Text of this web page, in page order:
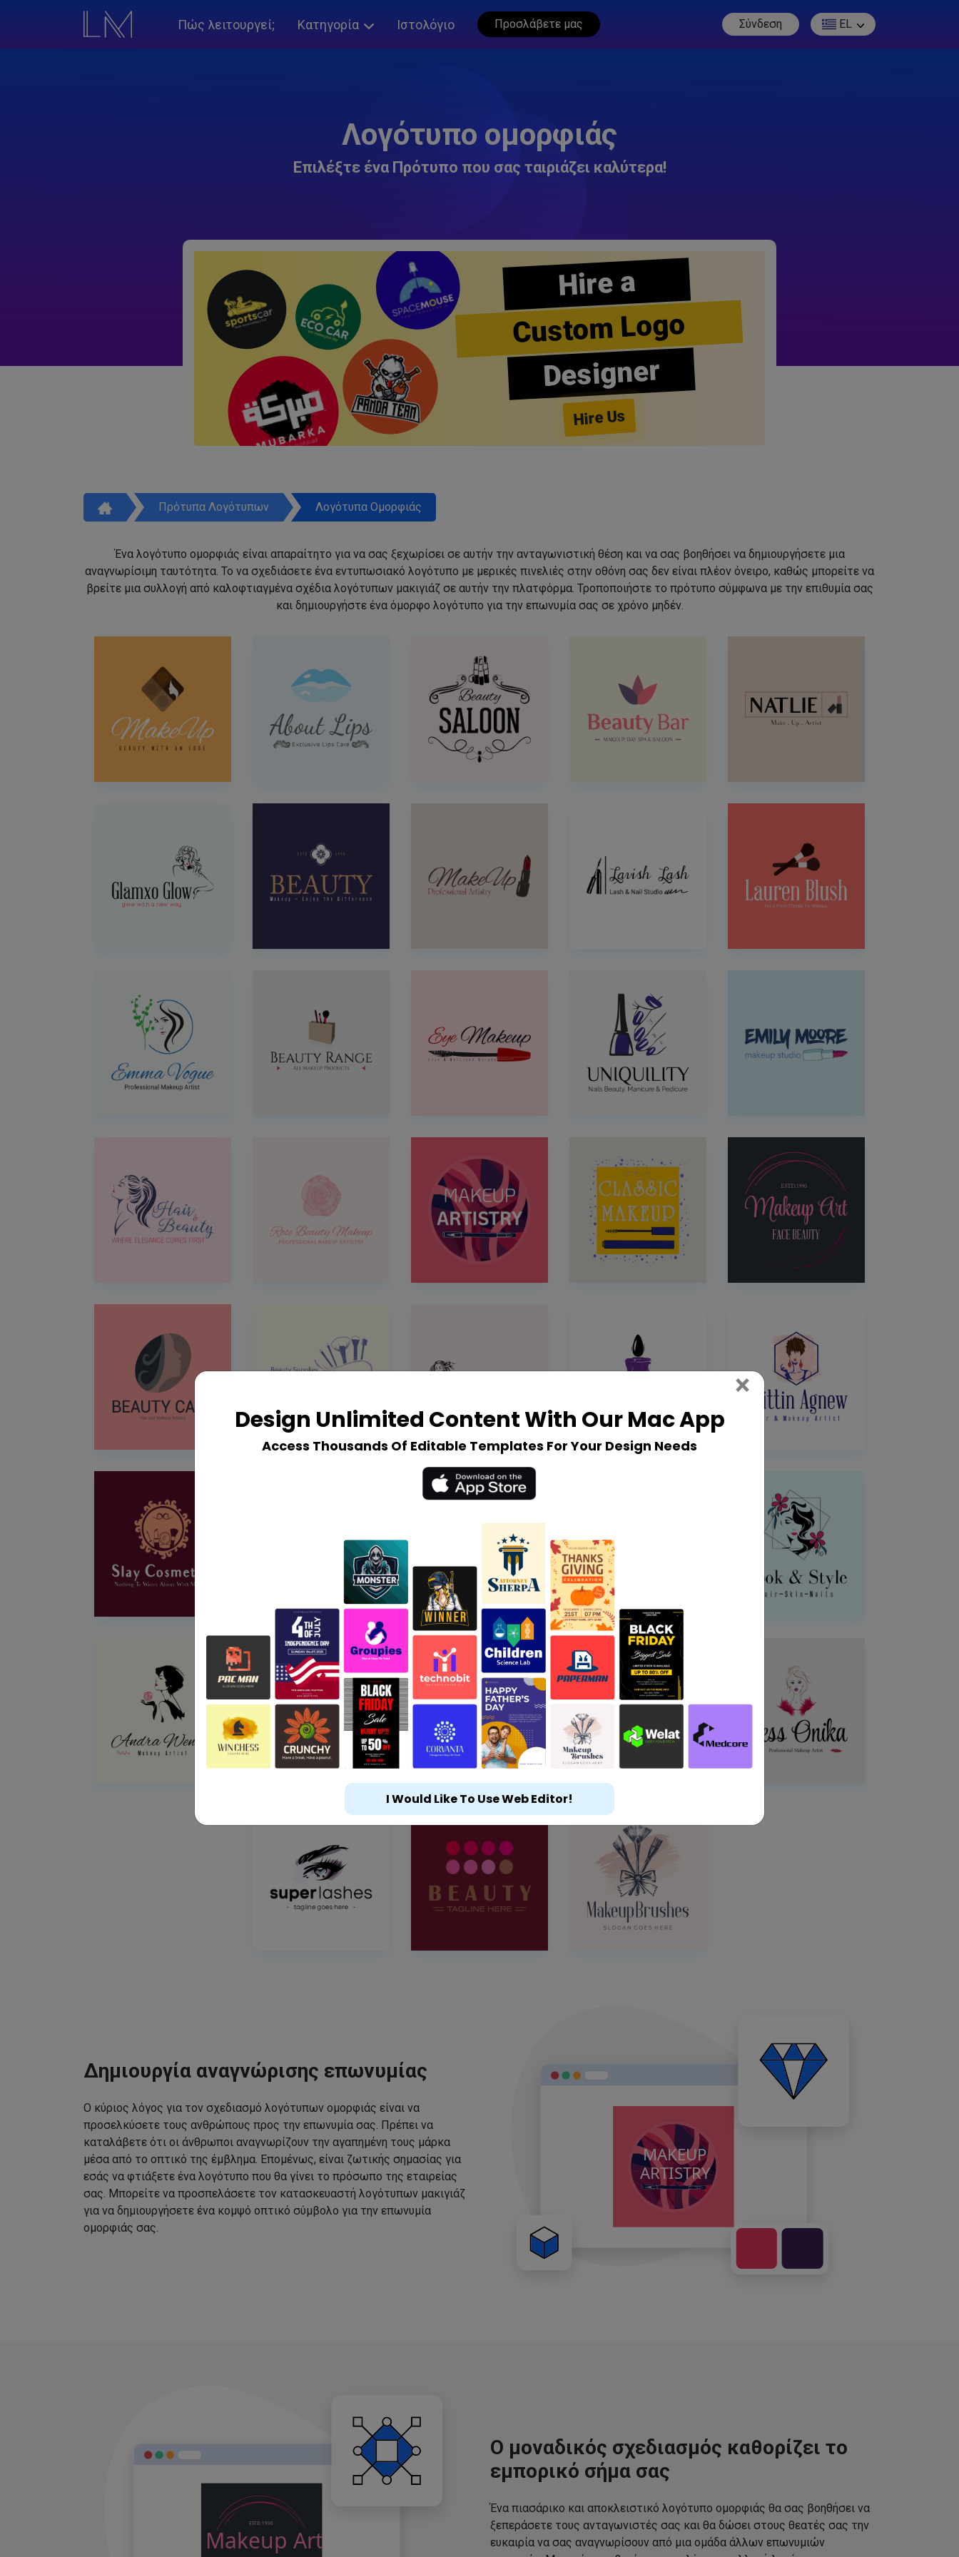
Πώς λειτουργεί; Κατηγορία Ιστολόγιο Προσλάβετε μας Σύνδεση EL
Λογότυπο ομορφιάς
Επιλέξτε ένα Πρότυπο που σας ταιριάζει καλύτερα!
Hire a
Custom Logo
Designer
Hire Us
Πρότυπα Λογότυπων Λογότυπα Ομορφιάς
Ένα λογότυπο ομορφιάς είναι απαραίτητο για να σας ξεχωρίσει σε αυτήν την ανταγωνιστική θέση και να σας βοηθήσει να δημιουργήσετε μια
αναγνωρίσιμη ταυτότητα. Το να σχεδιάσετε ένα εντυπωσιακό λογότυπο με μερικές πινελιές στην οθόνη σας δεν είναι πλέον όνειρο, καθώς μπορείτε να
βρείτε μια συλλογή από καλοφτιαγμένα σχέδια λογότυπων μακιγιάζ σε αυτήν την πλατφόρμα. Τροποποιήστε το πρότυπο σύμφωνα με την επιθυμία σας
και δημιουργήστε ένα όμορφο λογότυπο για την επωνυμία σας σε χρόνο μηδέν.
Δημιουργία αναγνώρισης επωνυμίας
Ο κύριος λόγος για τον σχεδιασμό λογότυπων ομορφιάς είναι να
προσελκύσετε τους ανθρώπους προς την επωνυμία σας. Πρέπει να
καταλάβετε ότι οι άνθρωποι αναγνωρίζουν την αγαπημένη τους μάρκα
μέσα από το οπτικό της έμβλημα. Επομένως, είναι ζωτικής σημασίας για
εσάς να φτιάξετε ένα λογότυπο που θα γίνει το πρόσωπο της εταιρείας
σας. Μπορείτε να προσπελάσετε τον κατασκευαστή λογότυπων μακιγιάζ
για να δημιουργήσετε ένα κομψό οπτικό σύμβολο για την επωνυμία
ομορφιάς σας.
Ο μοναδικός σχεδιασμός καθορίζει το
εμπορικό σήμα σας
Ένα πιασάρικο και αποκλειστικό λογότυπο ομορφιάς θα σας βοηθήσει να
ξεπεράσετε τους ανταγωνιστές σας και θα δώσει στους θεατές σας την
ευκαιρία να σας αναγνωρίσουν από μια ομάδα άλλων επωνυμιών
Design Unlimited Content With Our Mac App
Access Thousands Of Editable Templates For Your Design Needs
× Close
I Would Like To Use Web Editor!